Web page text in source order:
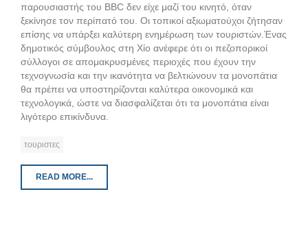
παρουσιαστής του BBC δεν είχε μαζί του κινητό, όταν
ξεκίνησε τον περίπατό του. Οι τοπικοί αξιωματούχοι ζήτησαν
επίσης να υπάρξει καλύτερη ενημέρωση των τουριστών.Ένας
δημοτικός σύμβουλος στη Χίο ανέφερε ότι οι πεζοπορικοί
σύλλογοι σε απομακρυσμένες περιοχές που έχουν την
τεχνογνωσία και την ικανότητα να βελτιώνουν τα μονοπάτια
θα πρέπει να υποστηρίζονται καλύτερα οικονομικά και
τεχνολογικά, ώστε να διασφαλίζεται ότι τα μονοπάτια είναι
λιγότερο επικίνδυνα.
τουριστες
READ MORE...